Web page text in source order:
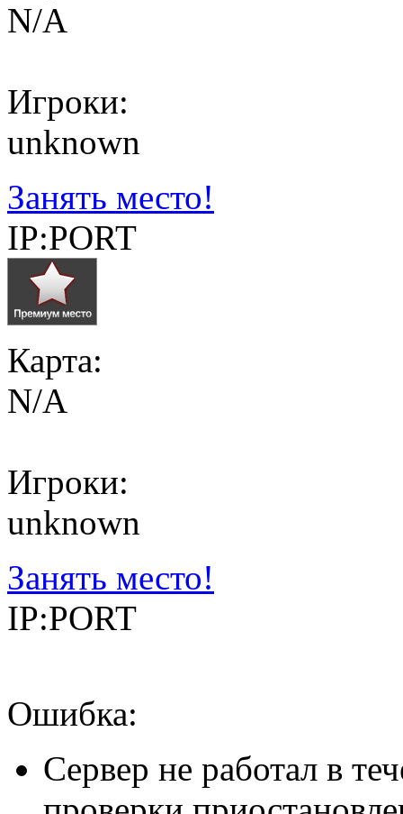
N/A
Игроки:
unknown
Занять место!
IP:PORT
Карта:
N/A
Игроки:
unknown
Занять место!
IP:PORT
Ошибка:
Сервер не работал в